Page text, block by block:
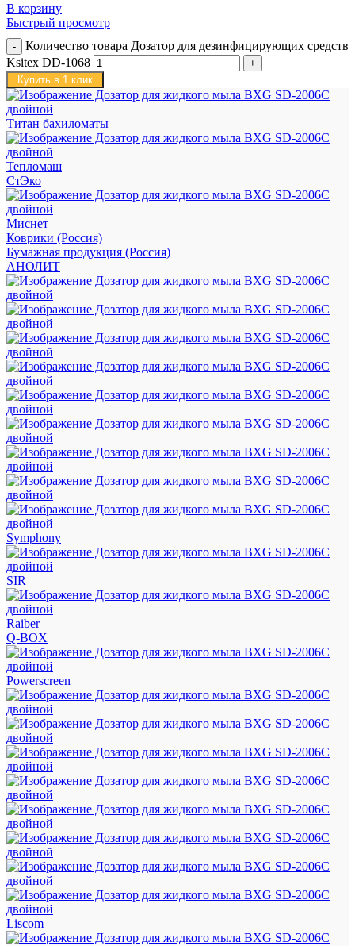
В корзину
Быстрый просмотр
Количество товара Дозатор для дезинфицирующих средств
Ksitex DD-1068
Купить в 1 клик
Титан бахиломаты
Тепломаш
СтЭко
Миснет
Коврики (Россия)
Бумажная продукция (Россия)
АНОЛИТ
Symphony
SIR
Raiber
Q-BOX
Powerscreen
Liscom